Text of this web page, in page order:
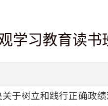
学习教育读书
于树立和践行正确政